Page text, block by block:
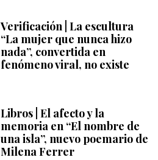
Verificación | La escultura
“La mujer que nunca hizo
nada”, convertida en
fenómeno viral, no existe
Libros | El afecto y la
memoria en “El nombre de
una isla”, nuevo poemario de
Milena Ferrer